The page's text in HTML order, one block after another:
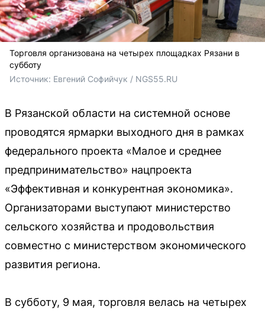
Торговля организована на четырех площадках Рязани в
субботу
Источник: Евгений Софийчук / NGS55.RU
В Рязанской области на системной основе
проводятся ярмарки выходного дня в рамках
федерального проекта «Малое и среднее
предпринимательство» нацпроекта
«Эффективная и конкурентная экономика».
Организаторами выступают министерство
сельского хозяйства и продовольствия
совместно с министерством экономического
развития региона.
В субботу, 9 мая, торговля велась на четырех